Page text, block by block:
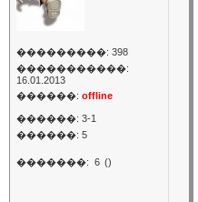
���������: 398
�����������:
16.01.2013
������: offline
������: 3-1
������: 5
�������: 6 ()